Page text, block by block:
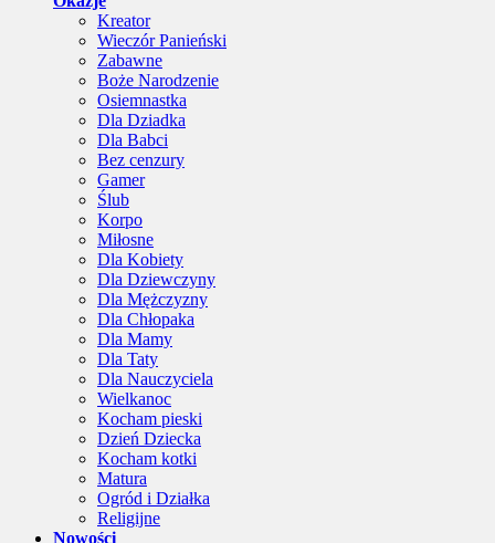
Kreator
Wieczór Panieński
Zabawne
Boże Narodzenie
Osiemnastka
Dla Dziadka
Dla Babci
Bez cenzury
Gamer
Ślub
Korpo
Miłosne
Dla Kobiety
Dla Dziewczyny
Dla Mężczyzny
Dla Chłopaka
Dla Mamy
Dla Taty
Dla Nauczyciela
Wielkanoc
Kocham pieski
Dzień Dziecka
Kocham kotki
Matura
Ogród i Działka
Religijne
Nowości